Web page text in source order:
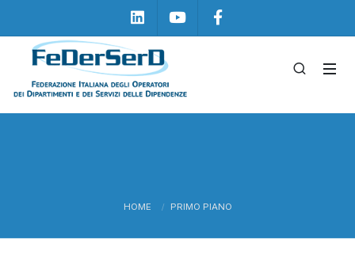
Linkedin Youtube
HOME PRIMO PIANO